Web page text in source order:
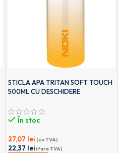
STICLA APA TRITAN SOFT TOUCH
500ML CU DESCHIDERE
T0109 NOKI
În stoc
27,07 lei (cu TVA)
22,37 lei(fara TVA)